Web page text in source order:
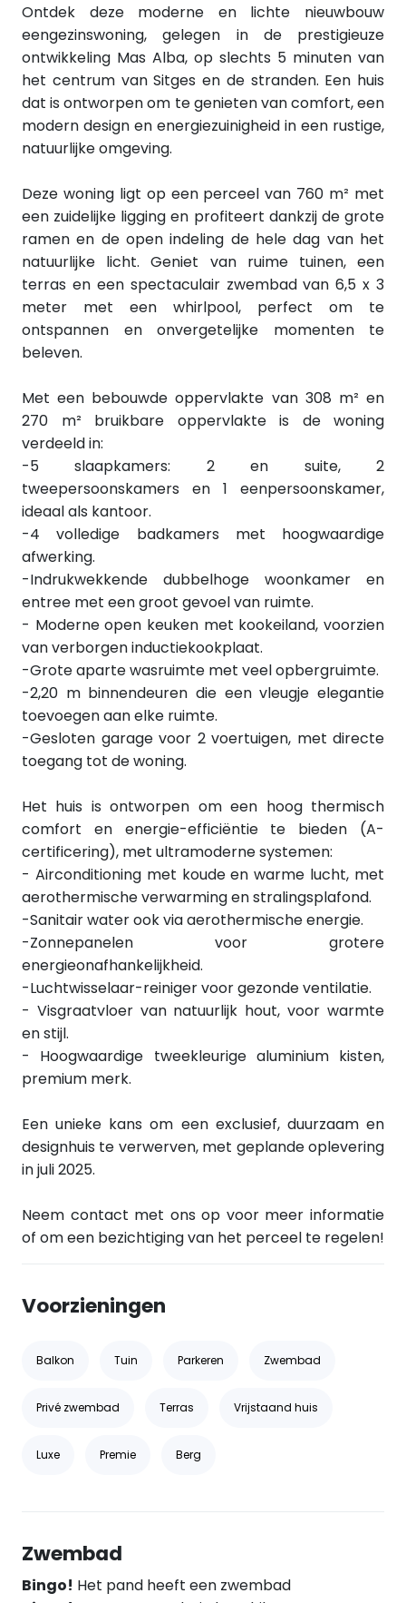
Ontdek deze moderne en lichte nieuwbouw
eengezinswoning, gelegen in de prestigieuze
ontwikkeling Mas Alba, op slechts 5 minuten van
het centrum van Sitges en de stranden. Een huis
dat is ontworpen om te genieten van comfort, een
modern design en energiezuinigheid in een rustige,
natuurlijke omgeving.
Deze woning ligt op een perceel van 760 m² met
een zuidelijke ligging en profiteert dankzij de grote
ramen en de open indeling de hele dag van het
natuurlijke licht. Geniet van ruime tuinen, een
terras en een spectaculair zwembad van 6,5 x 3
meter met een whirlpool, perfect om te
ontspannen en onvergetelijke momenten te
beleven.
Met een bebouwde oppervlakte van 308 m² en
270 m² bruikbare oppervlakte is de woning
verdeeld in:
-5 slaapkamers: 2 en suite, 2
tweepersoonskamers en 1 eenpersoonskamer,
ideaal als kantoor.
-4 volledige badkamers met hoogwaardige
afwerking.
-Indrukwekkende dubbelhoge woonkamer en
entree met een groot gevoel van ruimte.
- Moderne open keuken met kookeiland, voorzien
van verborgen inductiekookplaat.
-Grote aparte wasruimte met veel opbergruimte.
-2,20 m binnendeuren die een vleugje elegantie
toevoegen aan elke ruimte.
-Gesloten garage voor 2 voertuigen, met directe
toegang tot de woning.
Het huis is ontworpen om een hoog thermisch
comfort en energie-efficiëntie te bieden (A-
certificering), met ultramoderne systemen:
- Airconditioning met koude en warme lucht, met
aerothermische verwarming en stralingsplafond.
-Sanitair water ook via aerothermische energie.
-Zonnepanelen voor grotere
energieonafhankelijkheid.
-Luchtwisselaar-reiniger voor gezonde ventilatie.
- Visgraatvloer van natuurlijk hout, voor warmte
en stijl.
- Hoogwaardige tweekleurige aluminium kisten,
premium merk.
Een unieke kans om een exclusief, duurzaam en
designhuis te verwerven, met geplande oplevering
in juli 2025.
Neem contact met ons op voor meer informatie
of om een bezichtiging van het perceel te regelen!
Voorzieningen
Balkon Tuin Parkeren Zwembad
Privé zwembad Terras Vrijstaand huis
Luxe Premie Berg
Zwembad
Bingo! Het pand heeft een zwembad